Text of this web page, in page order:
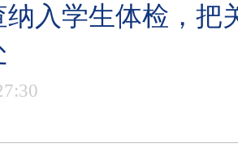
入学生体检，把